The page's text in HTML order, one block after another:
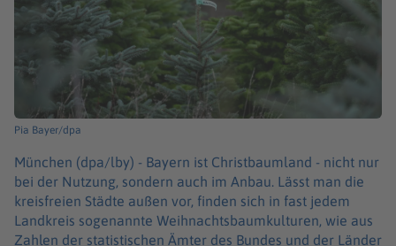
Pia Bayer/dpa
München (dpa/lby) - Bayern ist Christbaumland - nicht nur
bei der Nutzung, sondern auch im Anbau. Lässt man die
kreisfreien Städte außen vor, finden sich in fast jedem
Landkreis sogenannte Weihnachtsbaumkulturen, wie aus
Zahlen der statistischen Ämter des Bundes und der Länder